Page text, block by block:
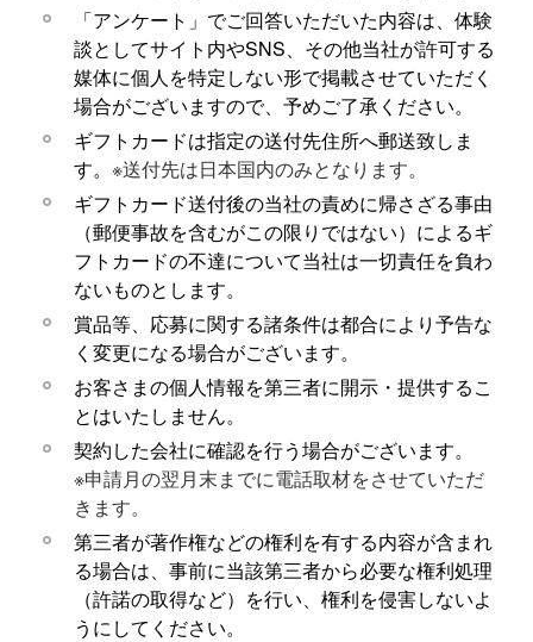
「アンケート」でご回答いただいた内容は、体験
談としてサイト内やSNS、その他当社が許可する
媒体に個人を特定しない形で掲載させていただく
場合がございますので、予めご了承ください。
ギフトカードは指定の送付先住所へ郵送致しま
す。 ※送付先は日本国内のみとなります。
ギフトカード送付後の当社の責めに帰さざる事由
（郵便事故を含むがこの限りではない）によるギ
フトカードの不達について当社は一切責任を負わ
ないものとします。
賞品等、応募に関する諸条件は都合により予告な
く変更になる場合がございます。
お客さまの個人情報を第三者に開示・提供するこ
とはいたしません。
契約した会社に確認を行う場合がございます。
※申請月の翌月末までに電話取材をさせていただ
きます。
第三者が著作権などの権利を有する内容が含まれ
る場合は、事前に当該第三者から必要な権利処理
（許諾の取得など）を行い、権利を侵害しないよ
うにしてください。